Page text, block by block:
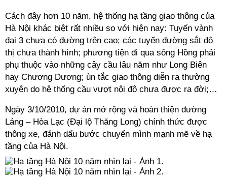
Cách đây hơn 10 năm, hệ thống hạ tầng giao thông của
Hà Nội khác biệt rất nhiều so với hiện nay: Tuyến vành
đai 3 chưa có đường trên cao; các tuyến đường sắt đô
thị chưa thành hình; phương tiện đi qua sông Hồng phải
phụ thuộc vào những cây cầu lâu năm như Long Biên
hay Chương Dương; ùn tắc giao thông diễn ra thường
xuyên do hệ thống cầu vượt nội đô chưa được ra đời;…
Ngày 3/10/2010, dự án mở rộng và hoàn thiện đường
Láng – Hòa Lạc (Đại lộ Thăng Long) chính thức được
thông xe, đánh dấu bước chuyển mình mạnh mẽ về hạ
tầng của Hà Nội.